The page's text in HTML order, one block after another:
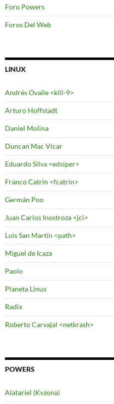
Foro Powers
Foros Del Web
LINUX
Andrés Ovalle <kill-9>
Arturo Hoffstadt
Daniel Molina
Duncan Mac Vicar
Eduardo Silva <edsiper>
Franco Catrin <fcatrin>
Germán Poo
Juan Carlos Inostroza <jci>
Luis San Martín <path>
Miguel de Icaza
Paolo
Planeta Linux
Radix
Roberto Carvajal <netkrash>
POWERS
Alatariel (Kvzona)